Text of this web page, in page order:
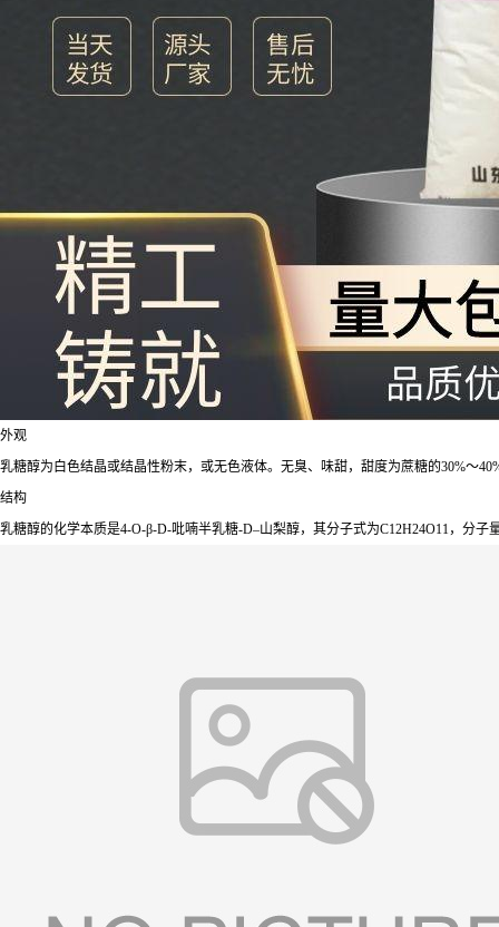
外观
乳糖醇为白色结晶或结晶性粉末，或无色液体。无臭、味甜，甜度为蔗糖的30%～
结构
乳糖醇的化学本质是4-O-β-D-吡喃半乳糖-D–山梨醇，其分子式为C12H24O11，分